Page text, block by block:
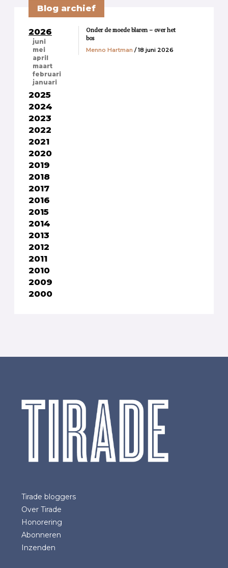
Blog archief
2026
juni
mei
april
maart
februari
januari
2025
2024
2023
2022
2021
2020
2019
2018
2017
2016
2015
2014
2013
2012
2011
2010
2009
2000
Onder de moede blaren – over het
bos
Menno Hartman / 18 juni 2026
Tirade bloggers
Over Tirade
Honorering
Abonneren
Inzenden